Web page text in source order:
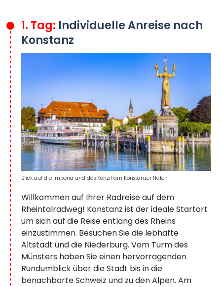
1. Tag: Individuelle Anreise nach
Konstanz
Willkommen auf Ihrer Radreise auf dem
Rheintalradweg! Konstanz ist der ideale Startort
um sich auf die Reise entlang des Rheins
einzustimmen. Besuchen Sie die lebhafte
Altstadt und die Niederburg. Vom Turm des
Münsters haben Sie einen hervorragenden
Rundumblick über die Stadt bis in die
benachbarte Schweiz und zu den Alpen. Am
Blick auf die Imperia und das Konzil am Konstanzer Hafen